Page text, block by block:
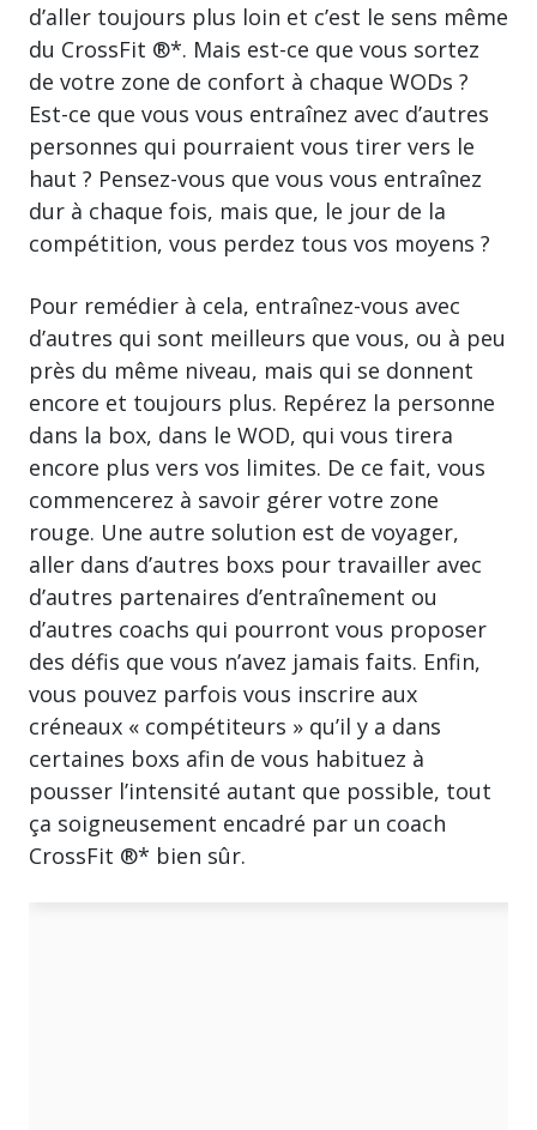
d’aller toujours plus loin et c’est le sens même
du CrossFit ®*. Mais est-ce que vous sortez
de votre zone de confort à chaque WODs ?
Est-ce que vous vous entraînez avec d’autres
personnes qui pourraient vous tirer vers le
haut ? Pensez-vous que vous vous entraînez
dur à chaque fois, mais que, le jour de la
compétition, vous perdez tous vos moyens ?
Pour remédier à cela, entraînez-vous avec
d’autres qui sont meilleurs que vous, ou à peu
près du même niveau, mais qui se donnent
encore et toujours plus. Repérez la personne
dans la box, dans le WOD, qui vous tirera
encore plus vers vos limites. De ce fait, vous
commencerez à savoir gérer votre zone
rouge. Une autre solution est de voyager,
aller dans d’autres boxs pour travailler avec
d’autres partenaires d’entraînement ou
d’autres coachs qui pourront vous proposer
des défis que vous n’avez jamais faits. Enfin,
vous pouvez parfois vous inscrire aux
créneaux « compétiteurs » qu’il y a dans
certaines boxs afin de vous habituez à
pousser l’intensité autant que possible, tout
ça soigneusement encadré par un coach
CrossFit ®* bien sûr.